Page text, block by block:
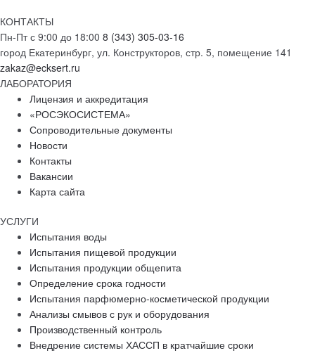
КОНТАКТЫ
Пн-Пт с 9:00 до 18:00 8 (343) 305-03-16
город Екатеринбург, ул. Конструкторов, стр. 5, помещение 141
zakaz@ecksert.ru
ЛАБОРАТОРИЯ
Лицензия и аккредитация
«РОСЭКОСИСТЕМА»
Сопроводительные документы
Новости
Контакты
Вакансии
Карта сайта
УСЛУГИ
Испытания воды
Испытания пищевой продукции
Испытания продукции общепита
Определение срока годности
Испытания парфюмерно-косметической продукции
Анализы смывов с рук и оборудования
Производственный контроль
Внедрение системы ХАССП в кратчайшие сроки